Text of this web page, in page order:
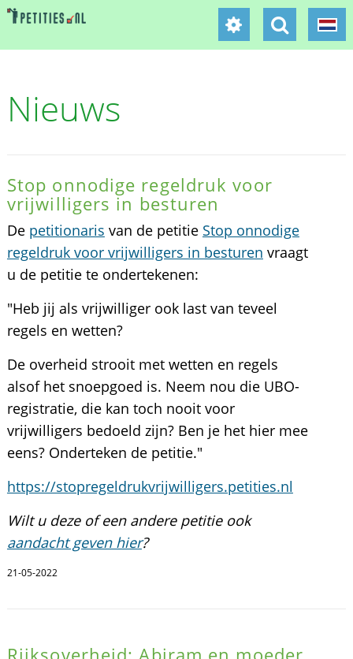
Nieuws
Stop onnodige regeldruk voor
vrijwilligers in besturen
De petitionaris van de petitie Stop onnodige
regeldruk voor vrijwilligers in besturen vraagt
u de petitie te ondertekenen:
"Heb jij als vrijwilliger ook last van teveel
regels en wetten?
De overheid strooit met wetten en regels
alsof het snoepgoed is. Neem nou die UBO-
registratie, die kan toch nooit voor
vrijwilligers bedoeld zijn? Ben je het hier mee
eens? Onderteken de petitie."
https://stopregeldrukvrijwilligers.petities.nl
Wilt u deze of een andere petitie ook
aandacht geven hier?
21-05-2022
Rijksoverheid: Abiram en moeder